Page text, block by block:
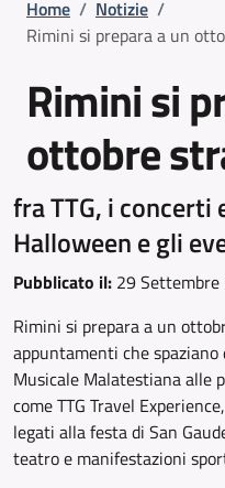
Home / Notizie /
Rimini si prepara a un
Rimini si
ottobre
fra TTG, i
Halloween e gli
Pubblicato il: 29 Settembre
Rimini si prepara a un
appuntamenti che
Musicale Malatestiana alle
come TTG Travel
legati alla festa di San
teatro e manifestazioni